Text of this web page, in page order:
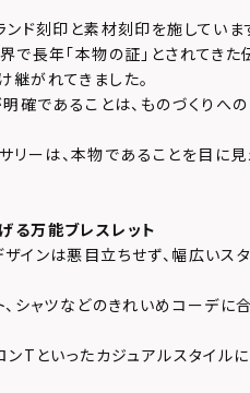
ンド刻印と素材刻印を施していま
で長年「本物の証」とされてき
継がれてきました。
明確であることは、ものづくりへ
リーは、本物であることを目に
る万能ブレスレット
インは悪目立ちせず、幅広いス
、シャツなどのきれいめコーデに
ンTといったカジュアルスタイル